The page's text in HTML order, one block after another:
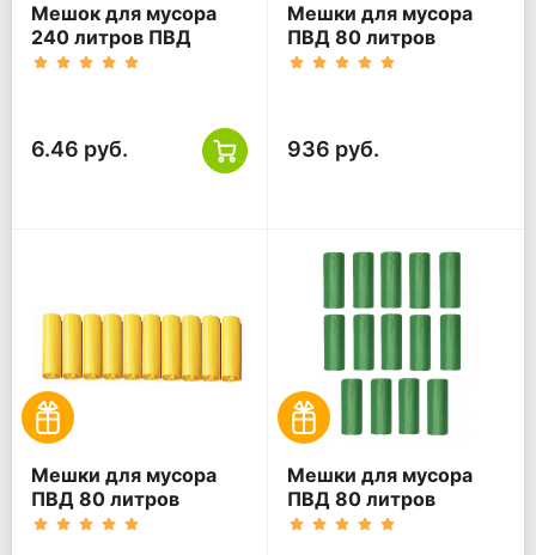
Мешок для мусора
240 литров ПВД
черный размер
6.46 руб.
Мешки для мусора
ПВД 80 литров
прозрачный 30 мкм
936 руб.
Мешки для мусора
ПВД 80 литров
желтый 30 мкм
Мешки для мусора
ПВД 80 литров
зеленый 30 мкм